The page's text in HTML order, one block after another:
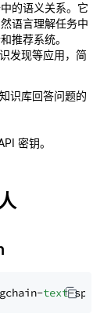
的语义关系。它
语言理解任务中
推荐系统。
发现等应用，简
识库回答问题的
密钥。
text